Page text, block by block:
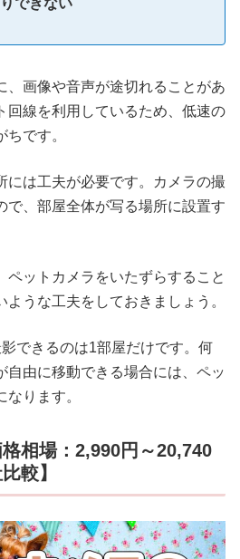
できない
、画像や音声が途切れることがあ
回線を利用しているため、低速の
です。
には工夫が必要です。カメラの撮
で、部屋全体が写る場所に設置す
ペットカメラをいたずらすること
うな工夫をしておきましょう。
できるのは1部屋だけです。何
自由に移動できる場合には、ペッ
なります。
相場：2,990円～20,740
較】